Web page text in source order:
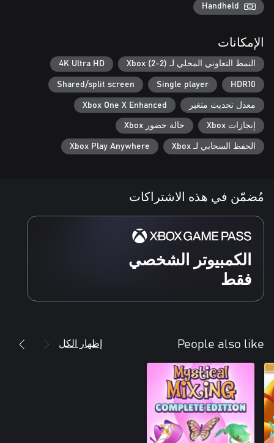
Handheld
الإمكانات
النمط التعاوني المحلي لـ Xbox (2-2) 4K Ultra HD
HDR10
Single player
Shared/split screen
معدل تحديث متغير Xbox One X Enhanced
إنجازات Xbox حالة حضور Xbox
الحفظ السحابي لـ Xbox Xbox Play Anywhere
مُضمّن في هذه الاشتراكات
الكمبيوتر الشخصي
فقط
People also like إظهار الكل